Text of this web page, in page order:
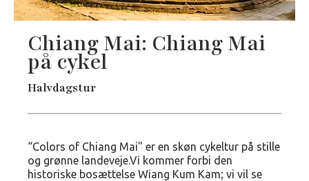
Chiang Mai: Chiang Mai
på cykel
Halvdagstur
“Colors of Chiang Mai" er en skøn cykeltur på stille
og grønne landeveje.Vi kommer forbi den
historiske bosættelse Wiang Kum Kam; vi vil se